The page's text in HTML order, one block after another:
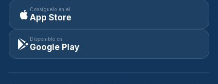
Consíguelo en el
App Store
Disponible en
Google Play